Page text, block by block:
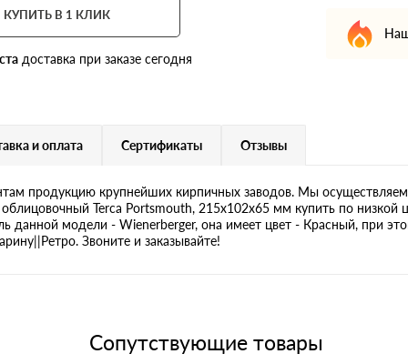
КУПИТЬ В 1 КЛИК
доставка при заказе сегодня
и оплата Сертификаты Отзывы
продукцию крупнейших кирпичных заводов. Мы
Terca Portsmouth, 215х102х65 мм купить по
данной модели - Wienerberger, она имеет цвет - Красный, при
Звоните и заказывайте!
Сопутствующие товары